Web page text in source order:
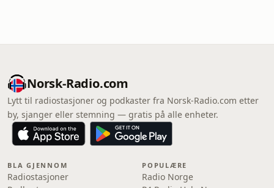
Norsk-Radio.com
Lytt til radiostasjoner og podkaster fra Norsk-Radio.com etter
by, sjanger eller stemning — gratis på alle enheter.
BLA GJENNOM
Radiostasjoner
POPULÆRE
Radio Norge